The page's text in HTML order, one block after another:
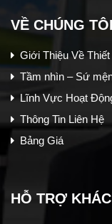
VỀ CHÚNG TÔI
Giới Thiệu Về
Tầm nhìn – Sứ
Lĩnh Vực Hoạt
Thông Tin Liên Hệ
Bảng Giá
HỖ TRỢ